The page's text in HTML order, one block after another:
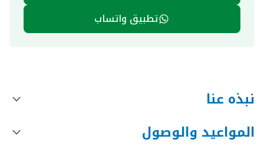
تطبيق واتساب
نبذه عنا
المواعيد والوصول